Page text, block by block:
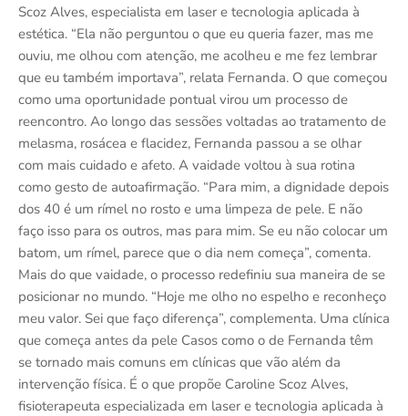
Scoz Alves, especialista em laser e tecnologia aplicada à
estética. “Ela não perguntou o que eu queria fazer, mas me
ouviu, me olhou com atenção, me acolheu e me fez lembrar
que eu também importava”, relata Fernanda. O que começou
como uma oportunidade pontual virou um processo de
reencontro. Ao longo das sessões voltadas ao tratamento de
melasma, rosácea e flacidez, Fernanda passou a se olhar
com mais cuidado e afeto. A vaidade voltou à sua rotina
como gesto de autoafirmação. “Para mim, a dignidade depois
dos 40 é um rímel no rosto e uma limpeza de pele. E não
faço isso para os outros, mas para mim. Se eu não colocar um
batom, um rímel, parece que o dia nem começa”, comenta.
Mais do que vaidade, o processo redefiniu sua maneira de se
posicionar no mundo. “Hoje me olho no espelho e reconheço
meu valor. Sei que faço diferença”, complementa. Uma clínica
que começa antes da pele Casos como o de Fernanda têm
se tornado mais comuns em clínicas que vão além da
intervenção física. É o que propõe Caroline Scoz Alves,
fisioterapeuta especializada em laser e tecnologia aplicada à